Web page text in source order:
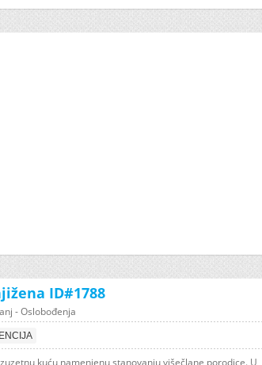
ID#1788
- Oslobođenja
kuću namenjenu stanovanju višečlane porodice. U